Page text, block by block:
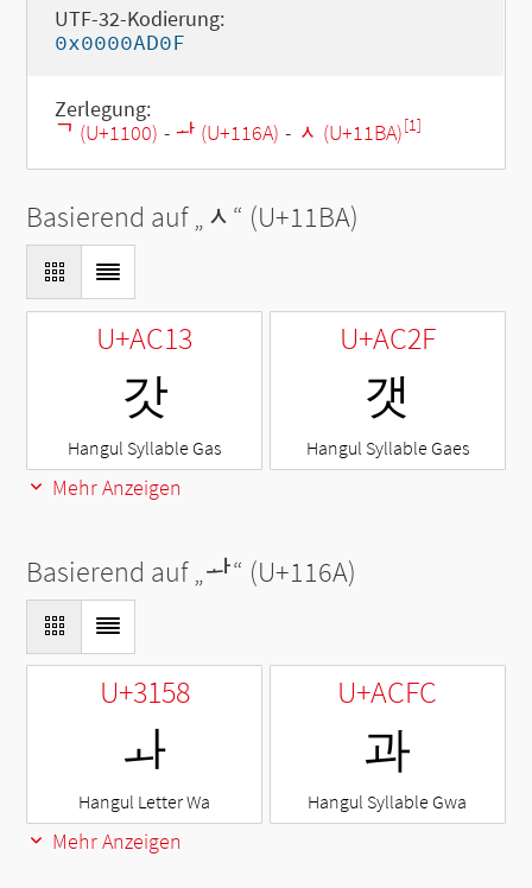
UTF-32-Kodierung:
0x0000AD0F
Zerlegung:
ᄀ (U+1100) - ᅪ (U+116A) - ᆺ (U+11BA)[1]
Basierend auf „ᆺ“ (U+11BA)
U+AC13
갓
Hangul Syllable Gas
U+AC2F
갯
Hangul Syllable Gaes
Mehr Anzeigen
Basierend auf „ᅪ“ (U+116A)
U+3158
ㅘ
Hangul Letter Wa
U+ACFC
과
Hangul Syllable Gwa
Mehr Anzeigen